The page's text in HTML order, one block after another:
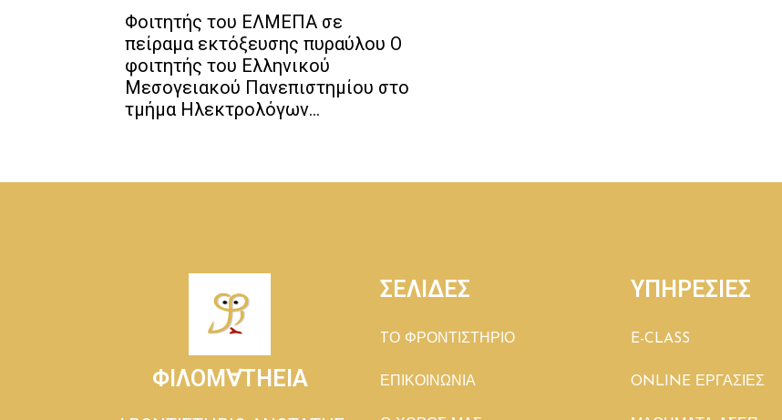
Φοιτητής του ΕΛΜΕΠΑ σε
πείραμα εκτόξευσης πυραύλου Ο
φοιτητής του Ελληνικού
Μεσογειακού Πανεπιστημίου στο
τμήμα Ηλεκτρολόγων...
ΦΙΛΟΜ∀ΤΗΕΙΑ
ΣΕΛΙΔΕΣ
TΟ ΦΡΟΝΤΙΣΤΗΡΙΟ
ΕΠΙΚΟΙΝΩΝΙΑ
ΥΠΗΡΕΣΙΕΣ
E-CLASS
ONLINE ΕΡΓΑΣΙΕΣ